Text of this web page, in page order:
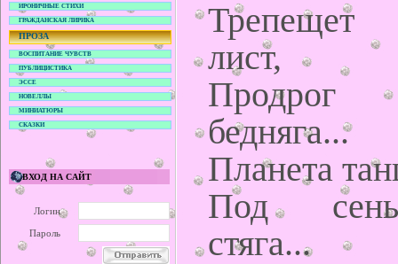
ИРОНИЧНЫЕ СТИХИ
ГРАЖДАНСКАЯ ЛИРИКА
ПРОЗА
ВОСПИТАНИЕ ЧУВСТВ
ПУБЛИЦИСТИКА
ЭССЕ
НОВЕЛЛЫ
МИНИАТЮРЫ
СКАЗКИ
ВХОД НА САЙТ
Логин
Пароль
лист,
Продрог
бедняга...
Планета
Под
стяга...